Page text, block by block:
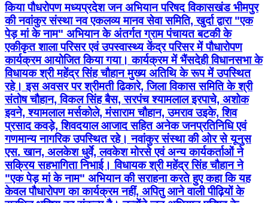
किया पौधरोपण मध्यप्रदेश जन अभियान परिषद विकासखंड भीमपुर
की नवांकुर संस्था नव एकलव्य मानव सेवा समिति, खुर्दा द्वारा "एक
पेड़ मां के नाम" अभियान के अंतर्गत ग्राम पंचायत बटकी के
एकीकृत शाला परिसर एवं उपस्वास्थ्य केंद्र परिसर में पौधारोपण
कार्यक्रम आयोजित किया गया। कार्यक्रम में भैंसदेही विधानसभा के
विधायक श्री महेंद्र सिंह चौहान मुख्य अतिथि के रूप में उपस्थित
रहे। इस अवसर पर श्रीमती ढिकारे, जिला विकास समिति के श्री
संतोष चौहान, विकल सिंह बैस, सरपंच श्यामलाल इरपाचे, अशोक
इवने, श्यामलाल मर्सकोले, मंसाराम चौहान, उमराव उइके, शिव
प्रसाद कवड़े, शिवदयाल आजाद सहित अनेक जनप्रतिनिधि एवं
गणमान्य नागरिक उपस्थित रहे। नवांकुर संस्था की ओर से यूनुस
एस. खान, अलकेश धुर्वे, लवकेश मोरसे एवं अन्य कार्यकर्ताओं ने
सक्रिय सहभागिता निभाई। विधायक श्री महेंद्र सिंह चौहान ने
"एक पेड़ मां के नाम" अभियान की सराहना करते हुए कहा कि यह
केवल पौधारोपण का कार्यक्रम नहीं, अपितु आने वाली पीढ़ियों के